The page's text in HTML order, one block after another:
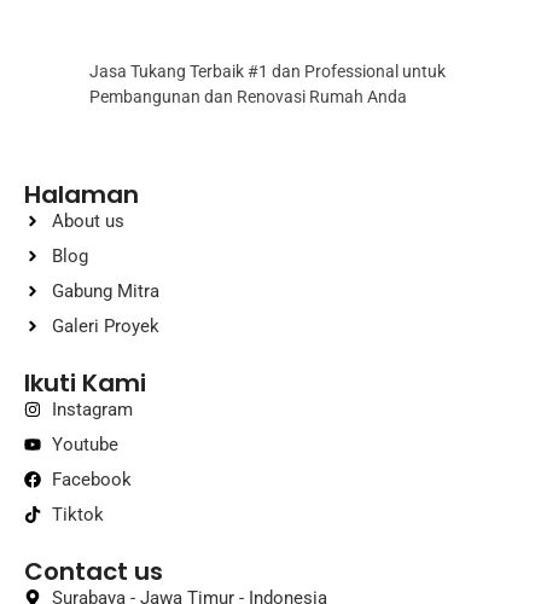
Jasa Tukang Terbaik #1 dan Professional untuk
Pembangunan dan Renovasi Rumah Anda
Halaman
About us
Blog
Gabung Mitra
Galeri Proyek
Ikuti Kami
Instagram
Youtube
Facebook
Tiktok
Contact us
Surabaya - Jawa Timur - Indonesia